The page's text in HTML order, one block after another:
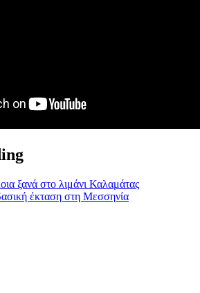
ξανά στο λιμάνι Καλαμάτας
έκταση στη Μεσσηνία